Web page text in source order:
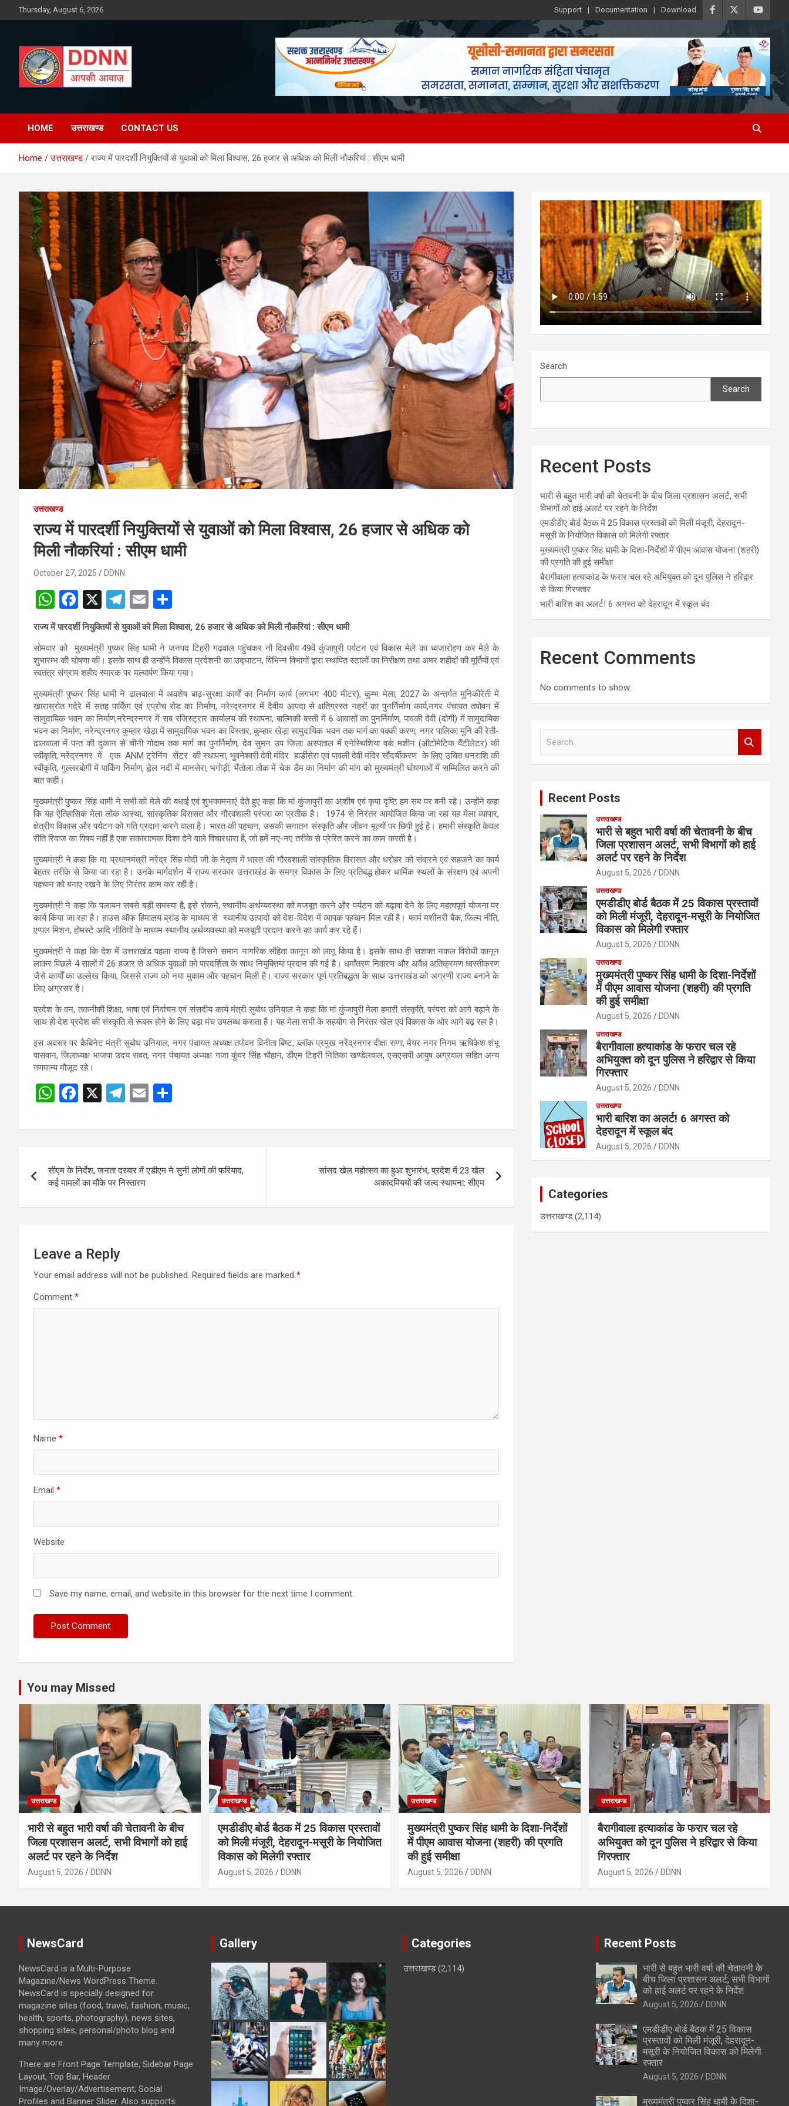
to
Thursday, August 6, 2026 Support Documentation Download
HOME उत्तराखण्ड CONTACT US
Home उत्तराखण्ड राज्य में पारदर्शी नियुक्तियों से युवाओं को मिला विश्वास, 26 हजार से अधिक को मिली नौकरियां : सीएम धामी
उत्तराखण्ड
राज्य में पारदर्शी नियुक्तियों से युवाओं को मिला विश्वास, 26 हजार से अधिक को
मिली नौकरियां : सीएम धामी
October 27, 2025 DDNN
W
h
at
s
A
p
p
F
a
ce
b
o
o
k
X
T
el
e
gr
a
m
E
m
ail
h
ar
e
राज्य में पारदर्शी नियुक्तियों से युवाओं को मिला विश्वास, 26 हजार से अधिक को मिली नौकरियां : सीएम धामी
सोमवार को मुख्यमंत्री पुष्कर सिंह धामी ने जनपद टिहरी गढ़वाल पहुंचकर नौ दिवसीय 49वें कुंजापुरी पर्यटन एवं विकास मेले का ध्वजारोहण कर मेले के
शुभारम्भ की घोषणा की। इसके साथ ही उन्होंने विकास प्रर्दशनी का उद्घाटन, विभिन्न विभागों द्वारा स्थापित स्टालों का निरीक्षण तथा अमर शहीदों की मूर्तियों एवं
स्वतंत्र संग्राम शहीद स्मारक पर मल्यार्पण किया गया।
मुख्यमंत्री पुष्कर सिंह धामी ने ढालवाला में अवशेष बाढ़-सुरक्षा कार्यों का निर्माण कार्य (लगभग 400 मीटर), कुम्भ मेला, 2027 के अन्तर्गत मुनिकीरेती में
खारास्रोत गदेरे में सतह पार्किंग एवं एप्रोच रोड़ का निर्माण, नरेन्द्रनगर में दैवीय आपदा से क्षतिग्रस्त नहरों का पुनर्निर्माण कार्य,नगर पंचायत तपोवन में
सामुदायिक भवन का निर्माण,नरेन्द्रनगर में सब रजिस्ट्रार कार्यालय की स्थापना, बाल्मिकी बस्ती में 6 आवासों का पुनर्निर्माण, पावकी देवी (दोगी) में सामुदायिक
भवन का निर्माण, नरेन्द्रनगर कुम्हार खेड़ा में सामुदायिक भवन का विस्तार, कुम्हार खेड़ा सामुदायिक भवन तक मार्ग का पक्की करण, नगर पालिका मुनि की रेती-
ढालवाला में पन्त की दुकान से चीनी गोदाम तक मार्ग का पुनर्निर्माण, देव सुमन उप जिला अस्पताल में एनेस्थिशिया वर्क मशीन (ऑटोमेटिक वैंटीलेटर) की
स्वीकृति, नरेंद्रनगर में एक ANM ट्रेनिंग सेंटर की स्थापना, भुवनेश्वरी देवी मंदिर हार्डीसेरा एवं पावली देवी मंदिर सौंदर्यीकरण के लिए उचित धनराशि की
स्वीकृति, गुल्लरबोगी में पार्किंग निर्माण, ह्वेल नदी में मानसेरा, भगोड़ी, भैंतोला तोक में चेक डैम का निर्माण की मांग को मुख्यमंत्री घोषणाओं में सम्मिलित करने की
बात कही।
मुख्यमंत्री पुष्कर सिंह धामी ने सभी को मेले की बधाई एवं शुभकामनाएं देते हुए कहा कि मां कुंजापुरी का आशीष एवं कृपा दृष्टि हम सब पर बनी रहे। उन्होंने कहा
कि यह ऐतिहासिक मेला लोक आस्था, सांस्कृतिक विरासत और गौरवशाली परंपरा का प्रतीक है। 1974 से निरंतर आयोजित किया जा रहा यह मेला व्यापार,
क्षेत्रीय विकास और पर्यटन को गति प्रदान करने वाला है। भारत की पहचान, उसकी सनातन संस्कृति और जीवन मूल्यों पर छिपी हुई है। हमारी संस्कृति केवल
रीति रिवाज का विषय नहीं है एक सकारात्मक दिशा देने वाले विचारधारा है, जो हमें नए-नए तरीके से प्रेरित करने का काम करती है।
मुख्यमंत्री ने कहा कि मा. प्रधानमंत्री नरेंद्र सिंह मोदी जी के नेतृत्व में भारत की गौरवशाली सांस्कृतिक विरासत और धरोहर को संवारने एवं सहजने का कार्य
बेहतर तरीके से किया जा रहा है। उनके मार्गदर्शन में राज्य सरकार उत्तराखंड के समग्र विकास के लिए प्रतिबद्ध होकर धार्मिक स्थलों के संरक्षण एवं अपनी
पहचान को बनाए रखने के लिए निरंतर काम कर रही है।
मुख्यमंत्री ने कहा कि पलायन सबसे बड़ी समस्या है, इसे रोकने, स्थानीय अर्थव्यवस्था को मजबूत करने और पर्यटन को बढ़ावा देने के लिए महत्वपूर्ण योजना पर
कार्य किया जा रहा है। हाउस ऑफ हिमालय ब्रांड के माध्यम से स्थानीय उत्पादों को देश-विदेश में व्यापक पहचान मिल रही है। फार्म मशीनरी बैंक, फिल्म नीति,
एप्पल मिशन, होमस्टे आदि नीतियों के माध्यम स्थानीय अर्थव्यवस्था को मजबूती प्रदान करने का कार्य कर रहे हैं।
मुख्यमंत्री ने कहा कि देश में उत्तराखंड पहला राज्य है जिसने समान नागरिक संहिता कानून को लागू किया है। इसके साथ ही सशक्त नकल विरोधी कानून
लाकर पिछले 4 सालों में 26 हजार से अधिक युवाओं को पारदर्शिता के साथ नियुक्तियां प्रदान की गई है। धर्मांतरण निवारण और अवैध अतिक्रमण ध्वस्तीकरण
जैसे कार्यों का उल्लेख किया, जिससे राज्य को नया मुकाम और पहचान मिली है। राज्य सरकार पूर्ण प्रतिबद्धता के साथ उत्तराखंड को अग्रणी राज्य बनाने के
लिए अग्रसर है।
प्रदेश के वन, तकनीकी शिक्षा, भाषा एवं निर्वाचन एवं संसदीय कार्य मंत्री सुबोध उनियाल ने कहा कि मां कुंजापुरी मेला हमारी संस्कृति, परंपरा को आगे बढ़ाने के
साथ ही देश प्रदेश की संस्कृति से रूबरू होने के लिए बड़ा मंच उपलब्ध कराता है। यह मेला सभी के सहयोग से निरंतर खेल एवं विकास के ओर आगे बढ़ रहा है।
इस अवसर पर कैबिनेट मंत्री सुबोध उनियाल, नगर पंचायत अध्यक्ष तपोवन विनीता बिष्ट, ब्लॉक प्रमुख नरेंद्रनगर दीक्षा राणा, मेयर नगर निगम ऋषिकेश शंभू
पासवान, जिलाध्यक्ष भाजपा उदय रावत, नगर पंचायत अध्यक्ष गजा कुंवर सिंह चौहान, डीएम टिहरी नितिका खण्डेलवाल, एसएसपी आयुष अग्रवाल सहित अन्य
गणमान्य मौजूद रहे।
W
at
A
p
p
F
ce
o
o
k
X
T
e
a
m
E
ail ar
navigation
सीएम के निर्देश, जनता दरबार में एडीएम ने सुनी लोगों की फरियाद,
कई मामलों का मौके पर निस्तारण
सांसद खेल महोत्सव का हुआ शुभारंभ, प्रदेश में 23 खेल
अकादमिययों की जल्द स्थापना: सीएम
Leave a Reply
Your email address will not be published. Required fields are marked *
Comment *
Name *
Email *
Website
Save my name, email, and website in this browser for the next time I comment.
Search
Search
Recent Posts
भारी से बहुत भारी वर्षा की चेतावनी के बीच जिला प्रशासन अलर्ट, सभी
विभागों को हाई अलर्ट पर रहने के निर्देश
एमडीडीए बोर्ड बैठक में 25 विकास प्रस्तावों को मिली मंजूरी, देहरादून-
मसूरी के नियोजित विकास को मिलेगी रफ्तार
मुख्यमंत्री पुष्कर सिंह धामी के दिशा-निर्देशों में पीएम आवास योजना (शहरी)
की प्रगति की हुई समीक्षा
बैरागीवाला हत्याकांड के फरार चल रहे अभियुक्त को दून पुलिस ने हरिद्वार
से किया गिरफ्तार
भारी बारिश का अलर्ट! 6 अगस्त को देहरादून में स्कूल बंद
Recent Comments
No comments to show.
Recent Posts
उत्तराखण्ड
भारी से बहुत भारी वर्षा की चेतावनी के बीच
जिला प्रशासन अलर्ट, सभी विभागों को हाई
अलर्ट पर रहने के निर्देश
August 5, 2026 DDNN
उत्तराखण्ड
एमडीडीए बोर्ड बैठक में 25 विकास प्रस्तावों
को मिली मंजूरी, देहरादून-मसूरी के नियोजित
विकास को मिलेगी रफ्तार
August 5, 2026 DDNN
उत्तराखण्ड
मुख्यमंत्री पुष्कर सिंह धामी के दिशा-निर्देशों
में पीएम आवास योजना (शहरी) की प्रगति
की हुई समीक्षा
August 5, 2026 DDNN
उत्तराखण्ड
बैरागीवाला हत्याकांड के फरार चल रहे
अभियुक्त को दून पुलिस ने हरिद्वार से किया
गिरफ्तार
August 5, 2026 DDNN
उत्तराखण्ड
भारी बारिश का अलर्ट! 6 अगस्त को
देहरादून में स्कूल बंद
August 5, 2026 DDNN
Categories
उत्तराखण्ड(2,114)
You may Missed
उत्तराखण्ड
भारी से बहुत भारी वर्षा की चेतावनी के बीच
जिला प्रशासन अलर्ट, सभी विभागों को हाई
अलर्ट पर रहने के निर्देश
August 5, 2026 DDNN
उत्तराखण्ड
एमडीडीए बोर्ड बैठक में 25 विकास प्रस्तावों
को मिली मंजूरी, देहरादून-मसूरी के नियोजित
विकास को मिलेगी रफ्तार
August 5, 2026 DDNN
उत्तराखण्ड
मुख्यमंत्री पुष्कर सिंह धामी के दिशा-निर्देशों
में पीएम आवास योजना (शहरी) की प्रगति
की हुई समीक्षा
August 5, 2026 DDNN
उत्तराखण्ड
बैरागीवाला हत्याकांड के फरार चल रहे
अभियुक्त को दून पुलिस ने हरिद्वार से किया
गिरफ्तार
August 5, 2026 DDNN
NewsCard
NewsCard is a Multi-Purpose
Magazine/News WordPress Theme.
NewsCard is specially designed for
magazine sites (food, travel, fashion, music,
health, sports, photography), news sites,
shopping sites, personal/photo blog and
many more.
There are Front Page Template, Sidebar Page
Layout, Top Bar, Header
Image/Overlay/Advertisement, Social
Profiles and Banner Slider. Also supports
Gallery Categories
उत्तराखण्ड(2,114)
Recent Posts
भारी से बहुत भारी वर्षा की चेतावनी के
बीच जिला प्रशासन अलर्ट, सभी विभागों
को हाई अलर्ट पर रहने के निर्देश
August 5, 2026 DDNN
एमडीडीए बोर्ड बैठक में 25 विकास
प्रस्तावों को मिली मंजूरी, देहरादून-
मसूरी के नियोजित विकास को मिलेगी
रफ्तार
August 5, 2026 DDNN
मुख्यमंत्री पुष्कर सिंह धामी के दिशा-